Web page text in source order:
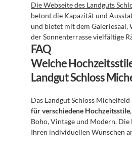
Die Webseite des Landguts
betont die Kapazität und
und bietet mit dem Galeriesaal,
der Sonnenterrasse vielfältige
FAQ
Welche
Landgut Schloss
Das Landgut Schloss
für verschiedene Hochzeitsstile
Boho, Vintage und Modern. Die
Ihren individuellen Wünschen